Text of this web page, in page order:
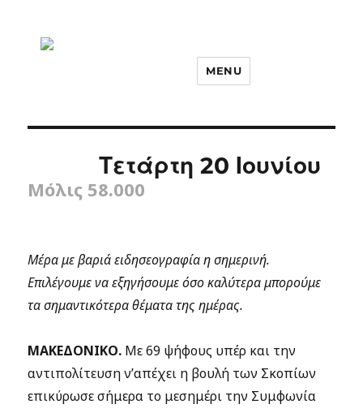
MENU
Τετάρτη 20 Ιουνίου
Μόλις 58.000
Μέρα με βαριά ειδησεογραφία η σημερινή.
Επιλέγουμε να εξηγήσουμε όσο καλύτερα μπορούμε
τα σημαντικότερα θέματα της ημέρας.
ΜΑΚΕΔΟΝΙΚΟ. Με 69 ψήφους υπέρ και την
αντιπολίτευση ν’απέχει η βουλή των Σκοπίων
επικύρωσε σήμερα το μεσημέρι την Συμφωνία